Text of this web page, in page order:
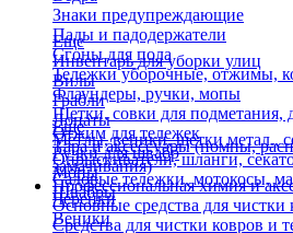
Знаки предупреждающие
Пады и падодержатели
Сгоны для пола
Тележки уборочные, отжимы,
Флаундеры, ручки, мопы
Щетки, совки для подметания,
Отжим для тележек
Ручки для швабр
Мопы
Швабры
Еще
Инвентарь для уборки улиц
Вилы
Грабли
Лопаты
Метлы, веники, щетки метал.,
Опрыскиватели, шланги,
Садовые тележки, мотокосы,
Черенки
Веники
Еще
Тара и аксессуары (помпы,
замачивания)
Профессиональная химия и
Основные средства для чистки
Средства для чистки ковров и